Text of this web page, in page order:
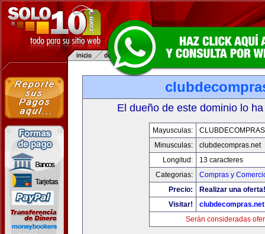
El dueño de este dominio lo
Mayusculas:
Minusculas:
clubdecompras.net
Longitud:
13 caracteres
Categorias:
Compras y
Precio:
Realizar una oferta!
Visitar!
clubdecompras.net
Serán consideradas